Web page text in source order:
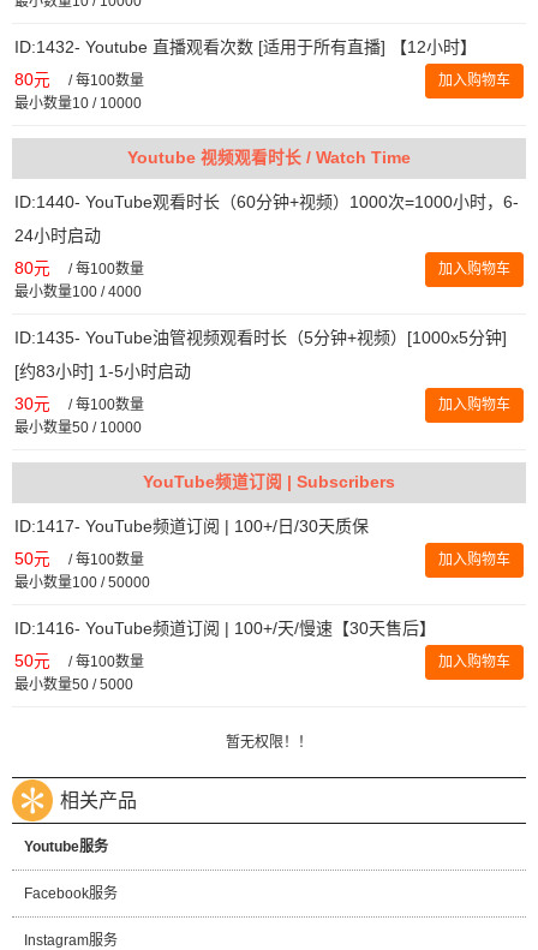
ID:1432- Youtube 直播观看次数 [适用于所有直播] 【12小时】
80元 /每100数量
最小数量10 / 10000
加入购物车
Youtube 视频观看时长 / Watch Time
ID:1440- YouTube观看时长（60分钟+视频）1000次=1000小时，6-
24小时启动
80元 /每100数量
最小数量100 / 4000
加入购物车
ID:1435- YouTube油管视频观看时长（5分钟+视频）[1000x5分钟]
[约83小时] 1-5小时启动
30元 /每100数量
最小数量50 / 10000
加入购物车
YouTube频道订阅 | Subscribers
ID:1417- YouTube频道订阅 | 100+/日/30天质保
50元 /每100数量
最小数量100 / 50000
加入购物车
ID:1416- YouTube频道订阅 | 100+/天/慢速【30天售后】
50元 /每100数量
最小数量50 / 5000
加入购物车
暂无权限！！
相关产品
Youtube服务
Facebook服务
Instagram服务